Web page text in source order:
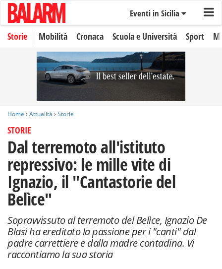
Eventi in Sicilia
Storie Mobilità Cronaca Scuola e Università Sport
Home › Attualità › Storie
STORIE
Dal terremoto all'istituto
repressivo: le mille vite di
Ignazio, il "Cantastorie del
Belìce"
Sopravvissuto al terremoto del Belìce, Ignazio De
Blasi ha ereditato la passione per i "canti" dal
padre carrettiere e dalla madre contadina. Vi
raccontiamo la sua storia